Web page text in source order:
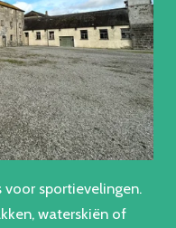
voor sportievelingen.
waterskiën of